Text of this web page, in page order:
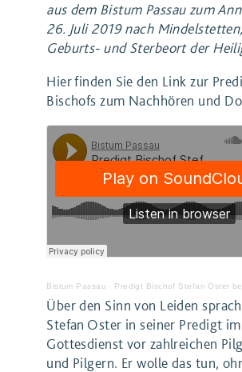
aus dem Bistum Passau zum
26. Juli 2019 nach
Geburts- und Sterbeort der
Hier finden Sie den Link zur
Bischofs zum Nachhören und
Bistum Passau · Predigt Bischof Stefan Oster bei der
Über den Sinn von Leiden
Stefan Oster in seiner Predigt im
Gottesdienst vor zahlreichen
und Pilgern. Er wolle das tun,